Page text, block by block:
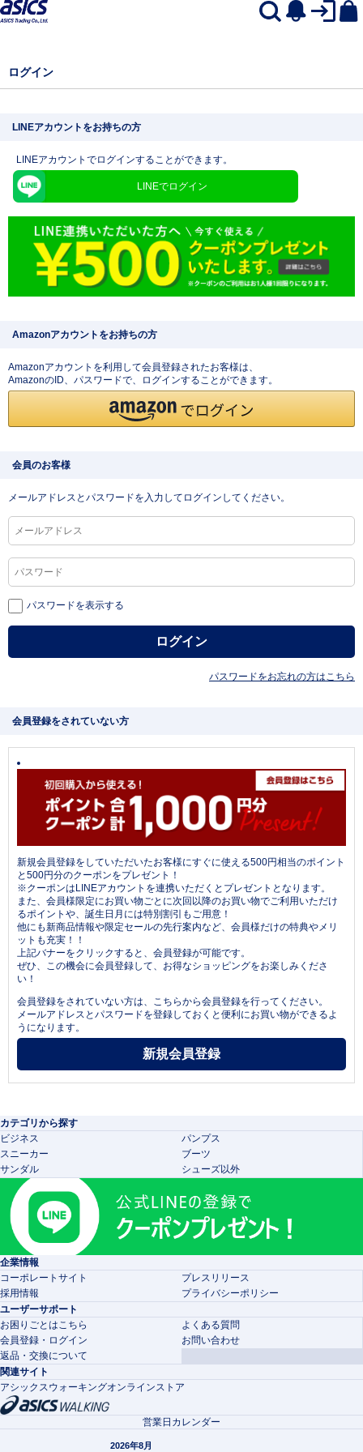
ログイン
LINEアカウントをお持ちの方
LINEアカウントでログインすることができます。
LINEでログイン
Amazonアカウントをお持ちの方
Amazonアカウントを利用して会員登録されたお客様は、
AmazonのID、パスワードで、ログインすることができます。
会員のお客様
メールアドレスとパスワードを入力してログインしてください。
パスワードを表示する
パスワードをお忘れの方はこちら
会員登録をされていない方
新規会員登録をしていただいたお客様にすぐに使える500円相当のポイント
と500円分のクーポンをプレゼント！
※クーポンはLINEアカウントを連携いただくとプレゼントとなります。
また、会員様限定にお買い物ごとに次回以降のお買い物でご利用いただけ
るポイントや、誕生日月には特別割引もご用意！
他にも新商品情報や限定セールの先行案内など、会員様だけの特典やメリ
ットも充実！！
上記バナーをクリックすると、会員登録が可能です。
ぜひ、この機会に会員登録して、お得なショッピングをお楽しみくださ
い！
会員登録をされていない方は、こちらから会員登録を行ってください。
メールアドレスとパスワードを登録しておくと便利にお買い物ができるよ
うになります。
カテゴリから探す
ビジネス
パンプス
スニーカー
ブーツ
サンダル
シューズ以外
企業情報
コーポレートサイト
プレスリリース
採用情報
プライバシーポリシー
ユーザーサポート
お困りごとはこちら
よくある質問
会員登録・ログイン
お問い合わせ
返品・交換について
関連サイト
アシックスウォーキングオンラインストア
営業日カレンダー
2026年8月